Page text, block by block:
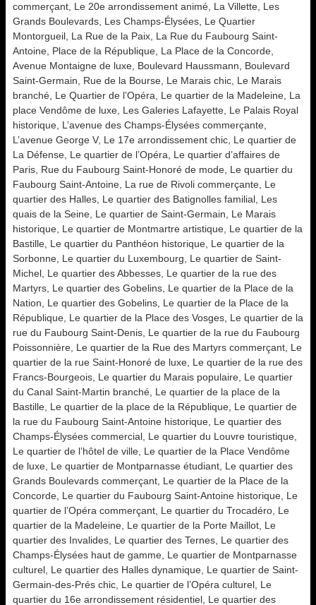
commerçant, Le 20e arrondissement animé, La Villette, Les
Grands Boulevards, Les Champs-Élysées, Le Quartier
Montorgueil, La Rue de la Paix, La Rue du Faubourg Saint-
Antoine, Place de la République, La Place de la Concorde,
Avenue Montaigne de luxe, Boulevard Haussmann, Boulevard
Saint-Germain, Rue de la Bourse, Le Marais chic, Le Marais
branché, Le Quartier de l’Opéra, Le quartier de la Madeleine, La
place Vendôme de luxe, Les Galeries Lafayette, Le Palais Royal
historique, L’avenue des Champs-Élysées commerçante,
L’avenue George V, Le 17e arrondissement chic, Le quartier de
La Défense, Le quartier de l’Opéra, Le quartier d’affaires de
Paris, Rue du Faubourg Saint-Honoré de mode, Le quartier du
Faubourg Saint-Antoine, La rue de Rivoli commerçante, Le
quartier des Halles, Le quartier des Batignolles familial, Les
quais de la Seine, Le quartier de Saint-Germain, Le Marais
historique, Le quartier de Montmartre artistique, Le quartier de la
Bastille, Le quartier du Panthéon historique, Le quartier de la
Sorbonne, Le quartier du Luxembourg, Le quartier de Saint-
Michel, Le quartier des Abbesses, Le quartier de la rue des
Martyrs, Le quartier des Gobelins, Le quartier de la Place de la
Nation, Le quartier des Gobelins, Le quartier de la Place de la
République, Le quartier de la Place des Vosges, Le quartier de la
rue du Faubourg Saint-Denis, Le quartier de la rue du Faubourg
Poissonnière, Le quartier de la Rue des Martyrs commerçant, Le
quartier de la rue Saint-Honoré de luxe, Le quartier de la rue des
Francs-Bourgeois, Le quartier du Marais populaire, Le quartier
du Canal Saint-Martin branché, Le quartier de la place de la
Bastille, Le quartier de la place de la République, Le quartier de
la rue du Faubourg Saint-Antoine historique, Le quartier des
Champs-Élysées commercial, Le quartier du Louvre touristique,
Le quartier de l’hôtel de ville, Le quartier de la Place Vendôme
de luxe, Le quartier de Montparnasse étudiant, Le quartier des
Grands Boulevards commerçant, Le quartier de la Place de la
Concorde, Le quartier du Faubourg Saint-Antoine historique, Le
quartier de l’Opéra commerçant, Le quartier du Trocadéro, Le
quartier de la Madeleine, Le quartier de la Porte Maillot, Le
quartier des Invalides, Le quartier des Ternes, Le quartier des
Champs-Élysées haut de gamme, Le quartier de Montparnasse
culturel, Le quartier des Halles dynamique, Le quartier de Saint-
Germain-des-Prés chic, Le quartier de l’Opéra culturel, Le
quartier du 16e arrondissement résidentiel, Le quartier des